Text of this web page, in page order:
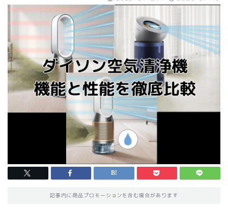
記事内に商品プロモーションを含む場合があります